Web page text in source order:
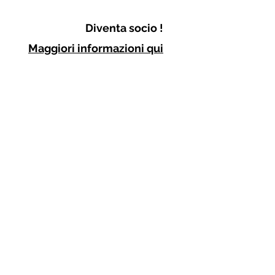
Diventa socio !
Maggiori informazioni qui